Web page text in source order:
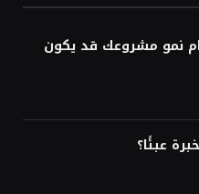
نمو مشروعك قد يكون
عبئًا؟